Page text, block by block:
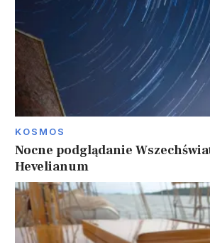
KOSMOS
Nocne podglądanie
Hevelianum